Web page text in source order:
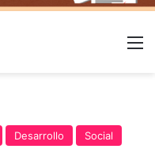
Desarrollo
Social